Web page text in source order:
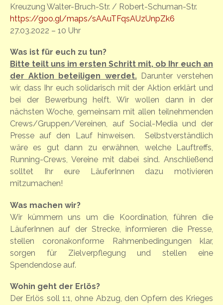
Kreuzung Walter-Bruch-Str. / Robert-Schuman-Str.
https://goo.gl/maps/sAAuTFqsAUzUnpZk6
27.03.2022 – 10 Uhr
Was ist für euch zu tun?
Bitte teilt uns im ersten Schritt mit, ob Ihr euch an
der Aktion beteiligen werdet.Darunter verstehen
wir, dass Ihr euch solidarisch mit der Aktion erklärt und
bei der Bewerbung helft. Wir wollen dann in der
nächsten Woche, gemeinsam mit allen teilnehmenden
Crews/Gruppen/Vereinen, auf Social-Media und der
Presse auf den Lauf hinweisen. Selbstverständlich
wäre es gut dann zu erwähnen, welche Lauftreffs,
Running-Crews, Vereine mit dabei sind. Anschließend
solltet Ihr eure LäuferInnen dazu motivieren
mitzumachen!
Was machen wir?
Wir kümmern uns um die Koordination, führen die
LäuferInnen auf der Strecke, informieren die Presse,
stellen coronakonforme Rahmenbedingungen klar,
sorgen für Zielverpflegung und stellen eine
Spendendose auf.
Wohin geht der Erlös?
Der Erlös soll 1:1, ohne Abzug, den Opfern des Krieges